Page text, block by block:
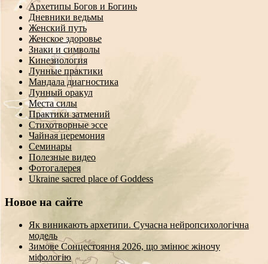
Архетипы Богов и Богинь
Дневники ведьмы
Женский путь
Женское здоровье
Знаки и символы
Кинезиология
Лунные практики
Мандала диагностика
Лунный оракул
Места силы
Практики затмений
Стихотворные эссе
Чайная церемония
Семинары
Полезные видео
Фотогалерея
Ukraine sacred place of Goddess
Новое на сайте
Як виникають архетипи. Сучасна нейропсихологічна
модель
Зимове Сонцестояння 2026, що змінює жіночу
міфологію